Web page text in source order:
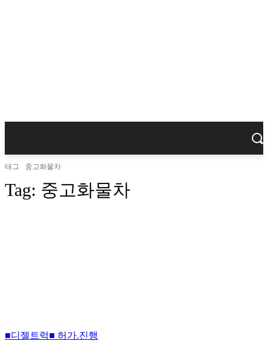
태그 중고화물차
Tag: 중고화물차
■디젤트럭■ 허가.진행